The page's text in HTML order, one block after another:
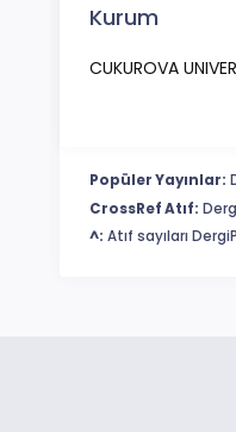
Kurum
CUKUROVA
Popüler Yayınlar:
CrossRef Atıf:
^: Atıf sayıları